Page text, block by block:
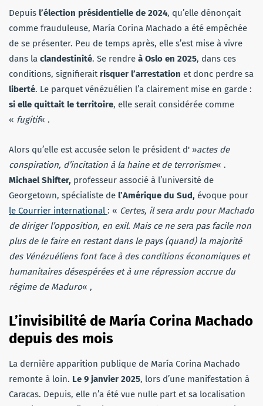
Depuis l’élection présidentielle de 2024, qu’elle dénonçait
comme frauduleuse, María Corina Machado a été empêchée
de se présenter. Peu de temps après, elle s’est mise à vivre
dans la clandestinité. Se rendre à Oslo en 2025, dans ces
conditions, signifierait risquer l’arrestation et donc perdre sa
liberté. Le parquet vénézuélien l’a clairement mise en garde :
si elle quittait le territoire, elle serait considérée comme
« fugitif« .
Alors qu’elle est accusée selon le président d' »actes de
conspiration, d’incitation à la haine et de terrorisme« .
Michael Shifter, professeur associé à l’université de
Georgetown, spécialiste de l’Amérique du Sud, évoque pour
le Courrier international : « Certes, il sera ardu pour Machado
de diriger l’opposition, en exil. Mais ce ne sera pas facile non
plus de le faire en restant dans le pays (quand) la majorité
des Vénézuéliens font face à des conditions économiques et
humanitaires désespérées et à une répression accrue du
régime de Maduro« ,
L’invisibilité de María Corina Machado
depuis des mois
La dernière apparition publique de María Corina Machado
remonte à loin. Le 9 janvier 2025, lors d’une manifestation à
Caracas. Depuis, elle n’a été vue nulle part et sa localisation